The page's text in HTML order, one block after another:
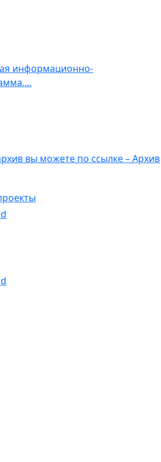
информационно-
вы можете по ссылке – Архив